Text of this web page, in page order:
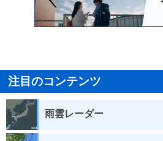
注目のコンテンツ
雨雲レーダー